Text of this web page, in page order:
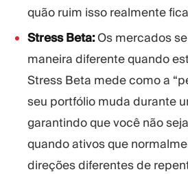
quão ruim isso realmente
Stress Beta:Os mercados
maneira diferente quando
Stress Beta mede como a
seu portfólio muda durante
garantindo que você não
quando ativos que
direções diferentes de